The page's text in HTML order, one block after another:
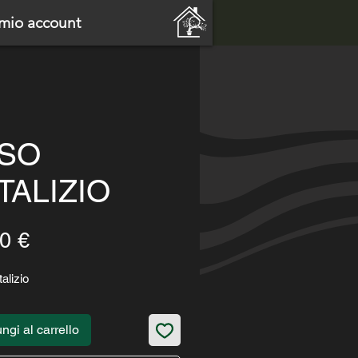
account
€Prezzo
al carrello